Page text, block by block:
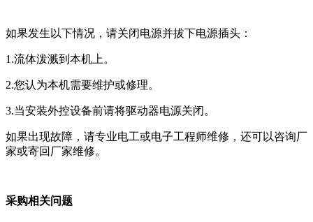
如果发生以下情况，请关闭电源并拔下电源插头：
1.流体泼溅到本机上。
2.您认为本机需要维护或修理。
3.当安装外控设备前请将驱动器电源关闭。
如果出现故障，请专业电工或电子工程师维修，还可以咨询厂
家或寄回厂家维修。
采购相关问题